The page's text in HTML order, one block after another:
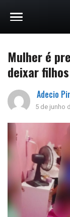
Mulher é
deixar
Adecio
5 de junho